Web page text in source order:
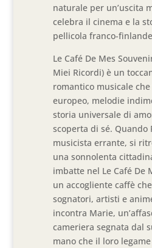
naturale per un’uscita
celebra il cinema e la
pellicola franco-
Le Café De Mes
Miei Ricordi) è un
romantico musicale
europeo, melodie
storia universale di
scoperta di sé. Quando
musicista errante, si
una sonnolenta
imbatte nel Le Café De
un accogliente caffè
sognatori, artisti e
incontra Marie,
cameriera segnata dal
mano che il loro